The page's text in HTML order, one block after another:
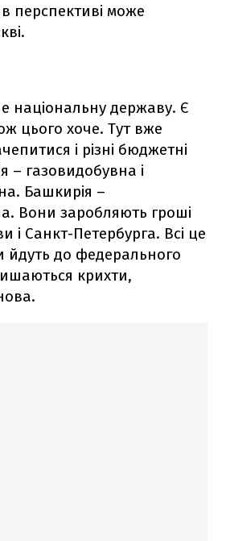
перспективі може
національну державу. Є
цього хоче. Тут вже
і різні бюджетні
– газовидобувна і
Башкирія –
Вони заробляють гроші
і Санкт-Петербурга. Всі це
йдуть до федерального
крихти,